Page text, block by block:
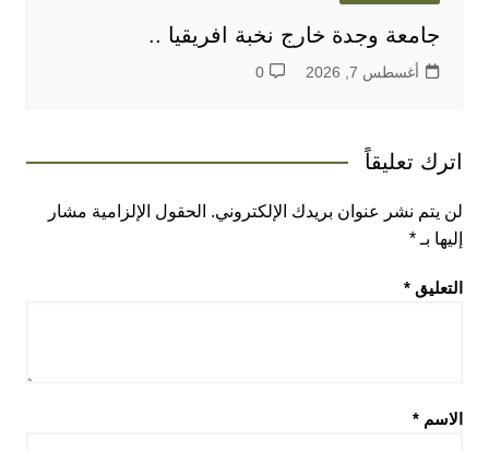
جامعة وجدة خارج نخبة افريقيا ..
أغسطس 7, 2026 0
اترك تعليقاً
لن يتم نشر عنوان بريدك الإلكتروني. الحقول الإلزامية مشار
إليها بـ *
التعليق *
الاسم *